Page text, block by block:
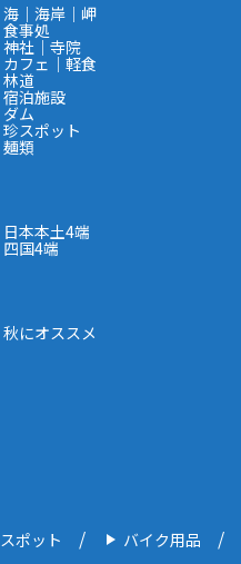
海｜海岸｜岬
食事処
神社｜寺院
カフェ｜軽食
林道
宿泊施設
ダム
珍スポット
麺類
日本本土4端
四国4端
秋にオススメ
ポット バイク用品